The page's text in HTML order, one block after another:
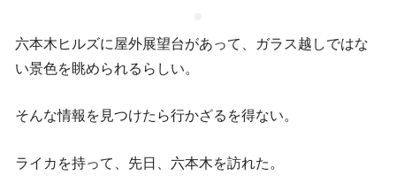
六本木ヒルズに屋外展望台があって、ガラス越しではな
い景色を眺められるらしい。
そんな情報を見つけたら行かざるを得ない。
ライカを持って、先日、六本木を訪れた。